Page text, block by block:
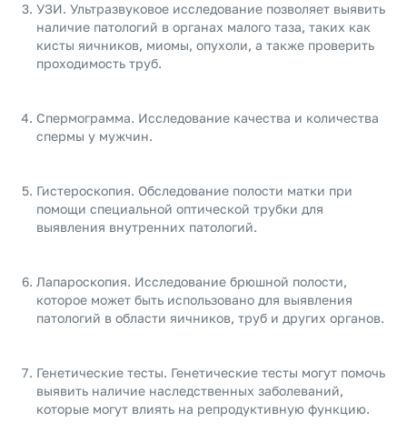
УЗИ. Ультразвуковое исследование позволяет выявить
наличие патологий в органах малого таза, таких как
кисты яичников, миомы, опухоли, а также проверить
проходимость труб.
Спермограмма. Исследование качества и количества
спермы у мужчин.
Гистероскопия. Обследование полости матки при
помощи специальной оптической трубки для
выявления внутренних патологий.
Лапароскопия. Исследование брюшной полости,
которое может быть использовано для выявления
патологий в области яичников, труб и других органов.
Генетические тесты. Генетические тесты могут помочь
выявить наличие наследственных заболеваний,
которые могут влиять на репродуктивную функцию.